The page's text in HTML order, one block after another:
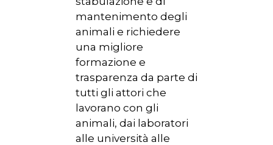
mantenimento degli
animali e richiedere
una migliore
formazione e
trasparenza da parte di
tutti gli attori che
lavorano con gli
animali, dai laboratori
alle università alle